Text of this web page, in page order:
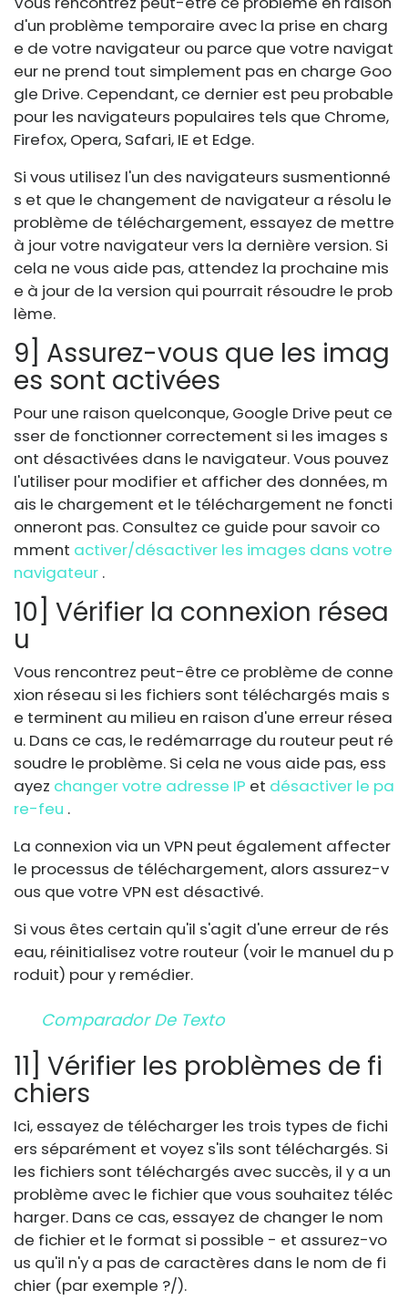
d'un problème temporaire avec la prise en charg
e de votre navigateur ou parce que votre navigat
eur ne prend tout simplement pas en charge Goo
gle Drive. Cependant, ce dernier est peu probable
pour les navigateurs populaires tels que Chrome,
Firefox, Opera, Safari, IE et Edge.
Si vous utilisez l'un des navigateurs susmentionné
s et que le changement de navigateur a résolu le
problème de téléchargement, essayez de mettre
à jour votre navigateur vers la dernière version. Si
cela ne vous aide pas, attendez la prochaine mis
e à jour de la version qui pourrait résoudre le prob
lème.
9] Assurez-vous que les imag
es sont activées
Pour une raison quelconque, Google Drive peut ce
sser de fonctionner correctement si les images s
ont désactivées dans le navigateur. Vous pouvez
l'utiliser pour modifier et afficher des données, m
ais le chargement et le téléchargement ne foncti
onneront pas. Consultez ce guide pour savoir co
mment activer/désactiver les images dans votre
navigateur .
10] Vérifier la connexion résea
u
Vous rencontrez peut-être ce problème de conne
xion réseau si les fichiers sont téléchargés mais s
e terminent au milieu en raison d'une erreur résea
u. Dans ce cas, le redémarrage du routeur peut ré
soudre le problème. Si cela ne vous aide pas, ess
ayez changer votre adresse IP et désactiver le pa
re-feu .
La connexion via un VPN peut également affecter
le processus de téléchargement, alors assurez-v
ous que votre VPN est désactivé.
Si vous êtes certain qu'il s'agit d'une erreur de rés
eau, réinitialisez votre routeur (voir le manuel du p
roduit) pour y remédier.
Comparador De Texto
11] Vérifier les problèmes de fi
chiers
Ici, essayez de télécharger les trois types de fichi
ers séparément et voyez s'ils sont téléchargés. Si
les fichiers sont téléchargés avec succès, il y a un
problème avec le fichier que vous souhaitez téléc
harger. Dans ce cas, essayez de changer le nom
de fichier et le format si possible - et assurez-vo
us qu'il n'y a pas de caractères dans le nom de fi
chier (par exemple ?/).